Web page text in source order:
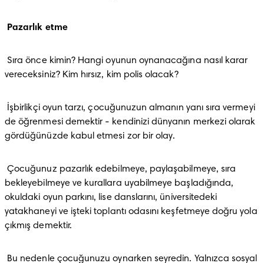
Pazarlık etme
Sıra önce kimin? Hangi oyunun oynanacağına nasıl karar
vereceksiniz? Kim hırsız, kim polis olacak?
de öğrenmesi demektir - kendinizi dünyanın merkezi olarak
gördüğünüzde kabul etmesi zor bir olay.
Çocuğunuz pazarlık edebilmeye, paylaşabilmeye, sıra
bekleyebilmeye ve kurallara uyabilmeye başladığında,
okuldaki oyun parkını, lise danslarını, üniversitedeki
yatakhaneyi ve işteki toplantı odasını keşfetmeye doğru yola
çıkmış demektir.